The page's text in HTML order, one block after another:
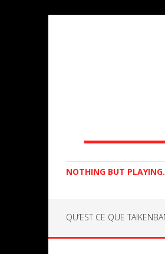
NOTHING BUT
QU’EST CE QUE